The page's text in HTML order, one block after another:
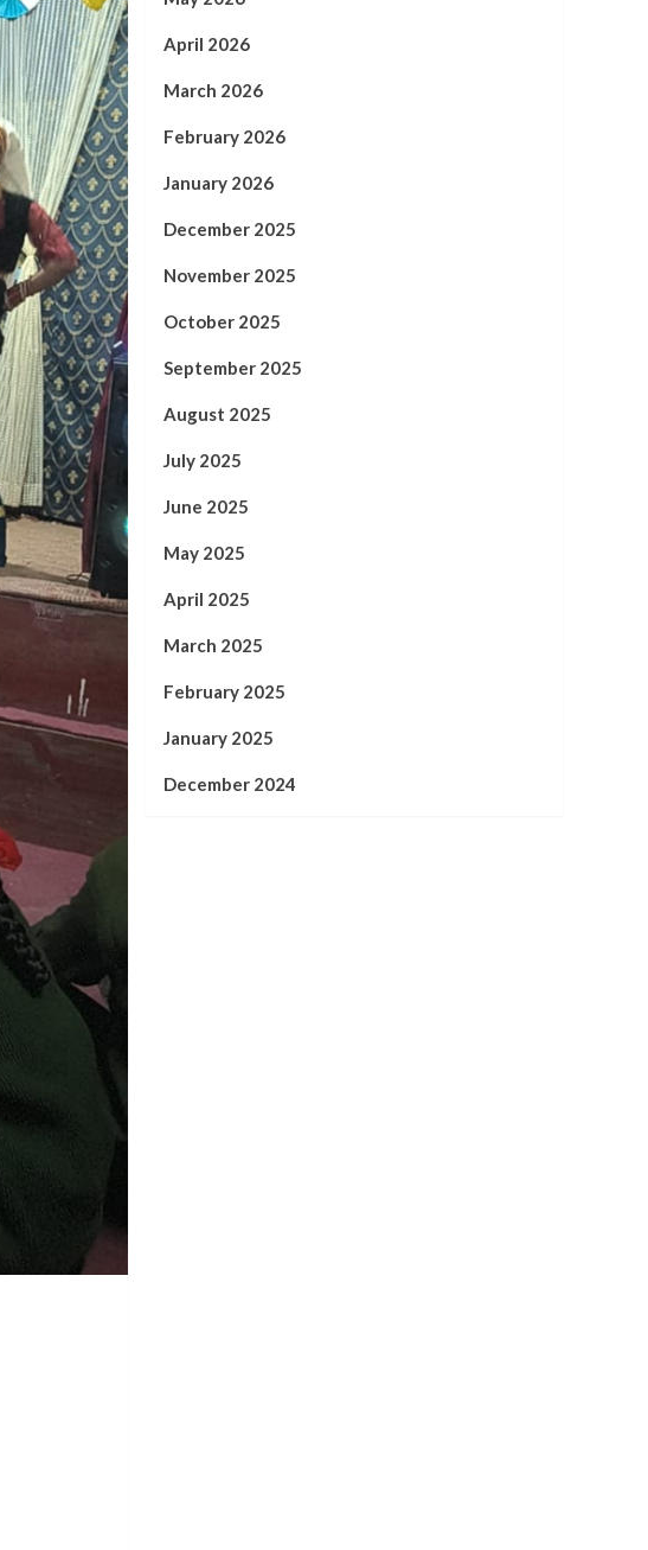
April 2026
March 2026
February 2026
January 2026
December 2025
November 2025
October 2025
September 2025
August 2025
July 2025
June 2025
May 2025
April 2025
March 2025
February 2025
January 2025
December 2024